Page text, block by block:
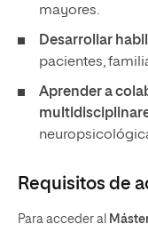
mayores.
Desarrollar
pacientes,
Aprender a
Requisitos de
Para acceder al